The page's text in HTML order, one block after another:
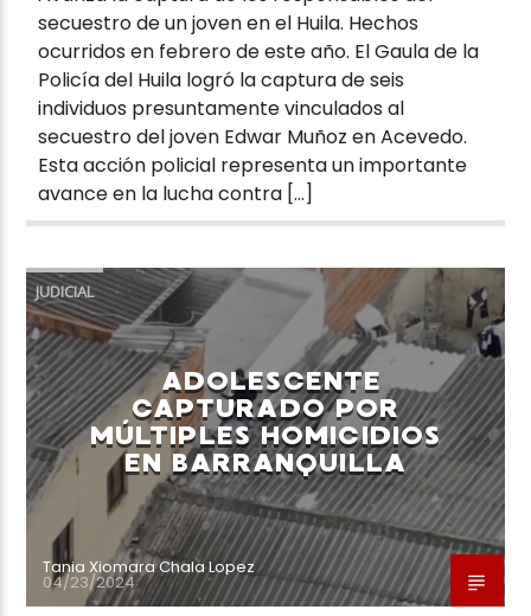
secuestro de un joven en el Huila. Hechos
ocurridos en febrero de este año. El Gaula de la
Policía del Huila logró la captura de seis
individuos presuntamente vinculados al
secuestro del joven Edwar Muñoz en Acevedo.
Esta acción policial representa un importante
avance en la lucha contra […]
JUDICIAL
ADOLESCENTE
CAPTURADO POR
MÚLTIPLES HOMICIDIOS
EN BARRANQUILLA
Tania Xiomara Chala Lopez
04/23/2024